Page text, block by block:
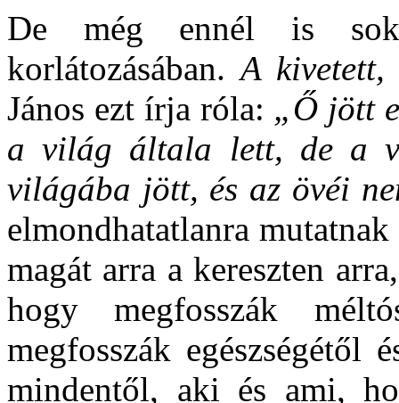
De még ennél is
korlátozásában. A kivetett,
János ezt írja róla: „Ő jött
a világ általa lett, de a
világába jött, és az övéi
elmondhatatlanra
magát arra a kereszten
hogy megfosszák
megfosszák egészségétől
mindentől, aki és ami,